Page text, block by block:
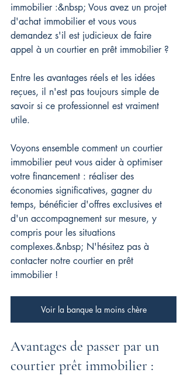
immobilier :&nbsp; Vous avez un projet
d'achat immobilier et vous vous
demandez s'il est judicieux de faire
appel à un courtier en prêt immobilier ?
Entre les avantages réels et les idées
reçues, il n'est pas toujours simple de
savoir si ce professionnel est vraiment
utile.
Voyons ensemble comment un courtier
immobilier peut vous aider à optimiser
votre financement : réaliser des
économies significatives, gagner du
temps, bénéficier d'offres exclusives et
d'un accompagnement sur mesure, y
compris pour les situations
complexes.&nbsp; N'hésitez pas à
contacter notre courtier en prêt
immobilier !
Voir la banque la moins chère
Avantages de passer par un
courtier prêt immobilier :